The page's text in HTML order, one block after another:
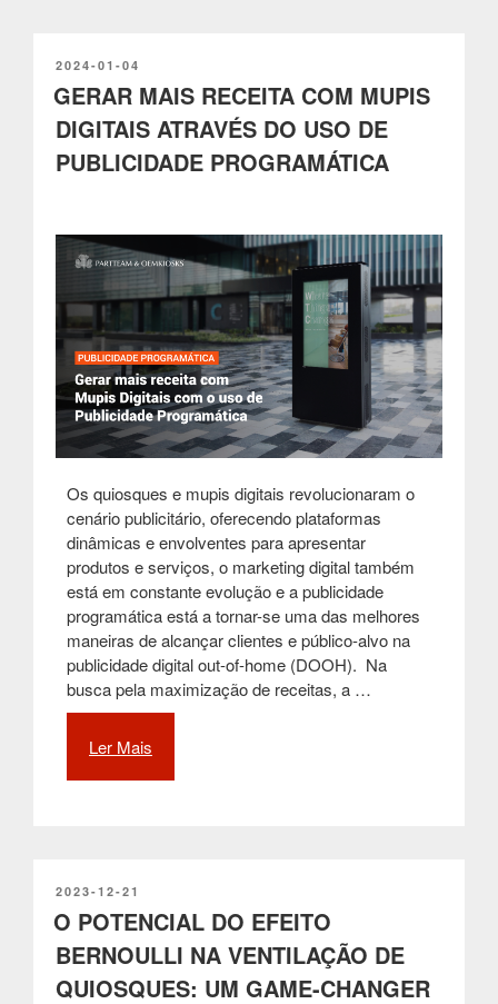
Self-
service:
O
futuro
e
das
Remessas
Dinheiro”
PUBLICADO
EM
2024-01-04
GERAR MAIS RECEITA COM MUPIS
DIGITAIS ATRAVÉS DO USO DE
PUBLICIDADE PROGRAMÁTICA
Os quiosques e mupis digitais revolucionaram o
cenário publicitário, oferecendo plataformas
dinâmicas e envolventes para apresentar
produtos e serviços, o marketing digital também
está em constante evolução e a publicidade
programática está a tornar-se uma das melhores
maneiras de alcançar clientes e público-alvo na
publicidade digital out-of-home (DOOH). Na
busca pela maximização de receitas, a …
Ler Mais
do
Uso
de
Publicidade
PUBLICADO
EM
2023-12-21
O POTENCIAL DO EFEITO
BERNOULLI NA VENTILAÇÃO DE
QUIOSQUES: UM GAME-CHANGER